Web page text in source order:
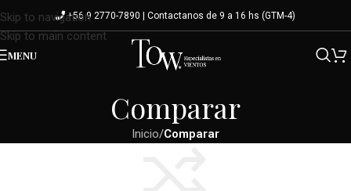
Skip to navigation
Skip to main content
+56 9 2770-7890 | Contactanos de 9 a 16 hs (GTM-4)
MENU
Comparar
Inicio/Comparar